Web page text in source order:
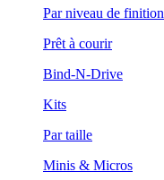
Par niveau de finition
Prêt à courir
Bind-N-Drive
Kits
Par taille
Minis & Micros